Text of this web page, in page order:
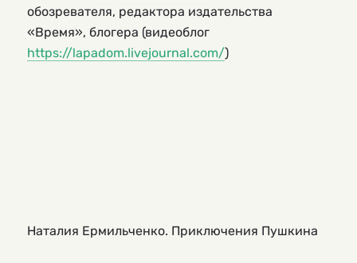
обозревателя, редактора издательства
«Время», блогера (видеоблог
https://lapadom.livejournal.com/)
Наталия Ермильченко. Приключения Пушкина